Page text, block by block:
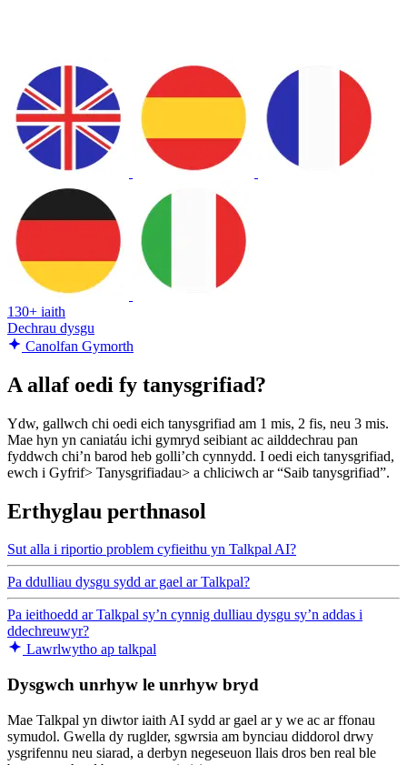
130+ iaith
Dechrau dysgu
Canolfan Gymorth
A allaf oedi fy tanysgrifiad?
Ydw, gallwch chi oedi eich tanysgrifiad am 1 mis, 2 fis, neu 3 mis.
Mae hyn yn caniatáu ichi gymryd seibiant ac ailddechrau pan
fyddwch chi’n barod heb golli’ch cynnydd. I oedi eich tanysgrifiad,
ewch i Gyfrif> Tanysgrifiadau> a chliciwch ar “Saib tanysgrifiad”.
Erthyglau perthnasol
Sut alla i riportio problem cyfieithu yn Talkpal AI?
Pa ddulliau dysgu sydd ar gael ar Talkpal?
Pa ieithoedd ar Talkpal sy’n cynnig dulliau dysgu sy’n addas i
ddechreuwyr?
Lawrlwytho ap talkpal
Dysgwch unrhyw le unrhyw bryd
Mae Talkpal yn diwtor iaith AI sydd ar gael ar y we ac ar ffonau
symudol. Gwella dy ruglder, sgwrsia am bynciau diddorol drwy
ysgrifennu neu siarad, a derbyn negeseuon llais dros ben real ble